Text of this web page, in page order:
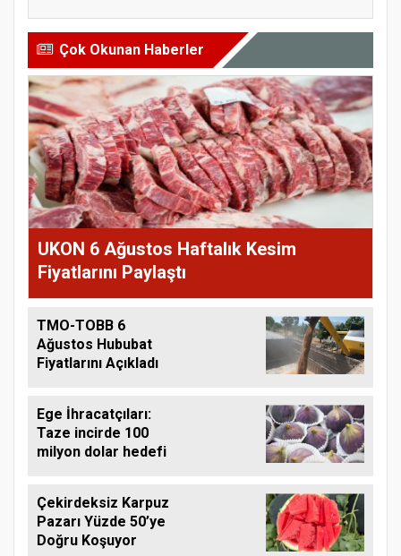
Çok Okunan Haberler
UKON 6 Ağustos Haftalık Kesim
Fiyatlarını Paylaştı
TMO-TOBB 6
Ağustos Hububat
Fiyatlarını Açıkladı
Ege İhracatçıları:
Taze incirde 100
milyon dolar hedefi
Çekirdeksiz Karpuz
Pazarı Yüzde 50’ye
Doğru Koşuyor